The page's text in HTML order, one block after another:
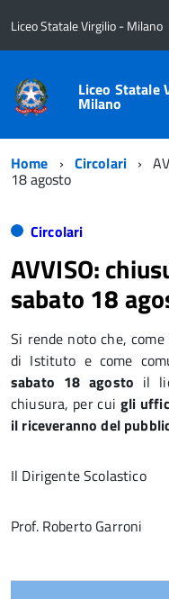
Liceo Statale Virgilio - Milano
Liceo Statale
Milano
Home Circolari
18 agosto
Circolari
AVVISO:
sabato 18
Si rende noto che,
di Istituto e come
sabato 18 agosto il
chiusura, per cui gli
il riceveranno del
Il Dirigente Scolastico
Prof. Roberto Garroni